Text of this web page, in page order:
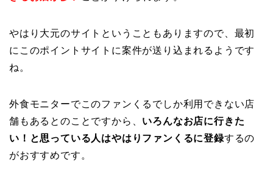
やはり大元のサイトということもありますので、最初
にこのポイントサイトに案件が送り込まれるようです
ね。
外食モニターでこのファンくるでしか利用できない店
舗もあるとのことですから、 いろんなお店に行きた
い！と思っている人はやはりファンくるに登録するの
がおすすめです。